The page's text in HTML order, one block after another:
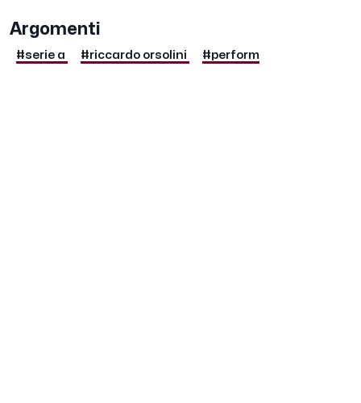
Argomenti
#serie a #riccardo orsolini #perform